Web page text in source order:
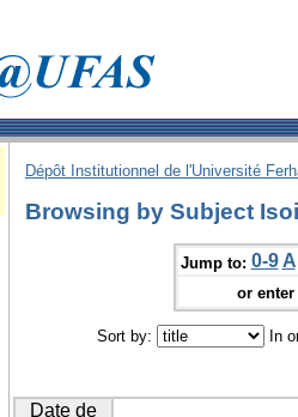
Dépôt Institutionnel de l'Université
Browsing by Subject
Jump to: 0-9 A
or
Sort by: In
Date de